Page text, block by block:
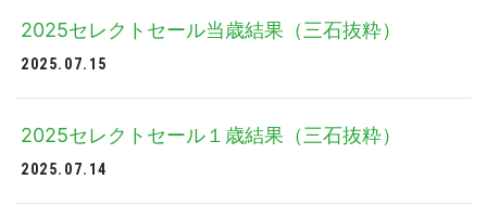
2025セレクトセール当歳結果（三石抜粋）
2025.07.15
2025セレクトセール１歳結果（三石抜粋）
2025.07.14